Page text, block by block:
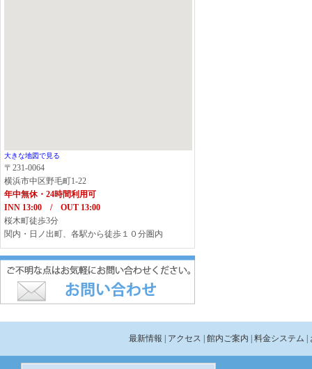
大きな地図で見る
〒231-0064
横浜市中区野毛町1-22
年中無休・24時間利用可
INN 13:00 / OUT 13:00
桜木町徒歩3分
関内・日ノ出町、各駅から徒歩１０分圏内
最新情報 | アクセス | 館内ご案内 | 料金システム